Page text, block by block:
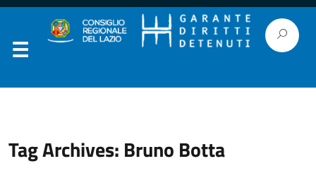
Tag Archives: Bruno Botta